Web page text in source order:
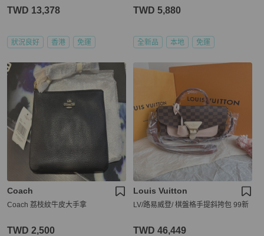
TWD 13,378
狀況良好 香港 免運
TWD 5,880
全新品 本地 免運
Coach
Coach 荔枝紋牛皮大手拿
TWD 2,500
Louis Vuitton
LV/路易威登/ 棋盤格手提斜挎包 99新
TWD 46,449